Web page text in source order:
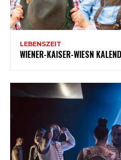
LEBENSZEIT
WIENER-KAISER-WIESN